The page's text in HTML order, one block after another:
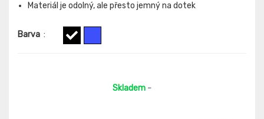
Materiál je odolný, ale přesto jemný na dotek
Barva :
Skladem -